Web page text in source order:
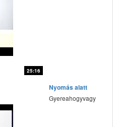
25:16
Nyomás alatt
Gyereahogyvagy